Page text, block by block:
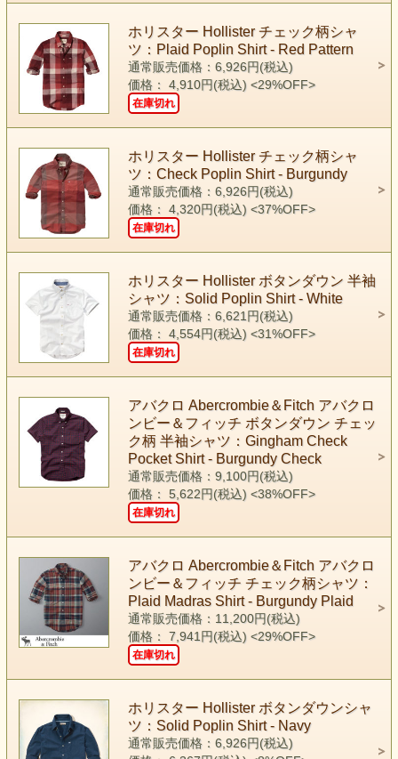
ホリスター Hollister チェック柄シャ
ツ：Plaid Poplin Shirt - Red Pattern
通常販売価格：6,926円(税込)
価格： 4,910円(税込) <29%OFF>
在庫切れ
ホリスター Hollister チェック柄シャ
ツ：Check Poplin Shirt - Burgundy
通常販売価格：6,926円(税込)
価格： 4,320円(税込) <37%OFF>
在庫切れ
ホリスター Hollister ボタンダウン 半袖
シャツ：Solid Poplin Shirt - White
通常販売価格：6,621円(税込)
価格： 4,554円(税込) <31%OFF>
在庫切れ
アバクロ Abercrombie＆Fitch アバクロ
ンビー＆フィッチ ボタンダウン チェッ
ク柄 半袖シャツ：Gingham Check
Pocket Shirt - Burgundy Check
通常販売価格：9,100円(税込)
価格： 5,622円(税込) <38%OFF>
在庫切れ
アバクロ Abercrombie＆Fitch アバクロ
ンビー＆フィッチ チェック柄シャツ：
Plaid Madras Shirt - Burgundy Plaid
通常販売価格：11,200円(税込)
価格： 7,941円(税込) <29%OFF>
在庫切れ
ホリスター Hollister ボタンダウンシャ
ツ：Solid Poplin Shirt - Navy
通常販売価格：6,926円(税込)